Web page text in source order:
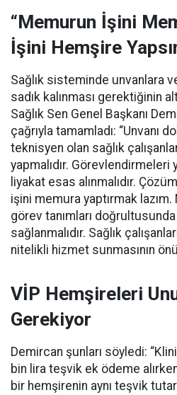
“Memurun İşini
İşini Hemşire
Sağlık sisteminde unvanlara
sadık kalınması gerektiğinin
Sağlık Sen Genel Başkanı
çağrıyla tamamladı: “Unvanı
teknisyen olan sağlık
yapmalıdır.
liyakat esas alınmalıdır.
işini memura yaptırmak
görev tanımları
sağlanmalıdır. Sağlık
nitelikli hizmet sunmasının önü
VİP Hemşireleri
Gerekiyor
Demircan şunları söyledi:
bin lira teşvik ek ödeme
bir hemşirenin aynı teşvik